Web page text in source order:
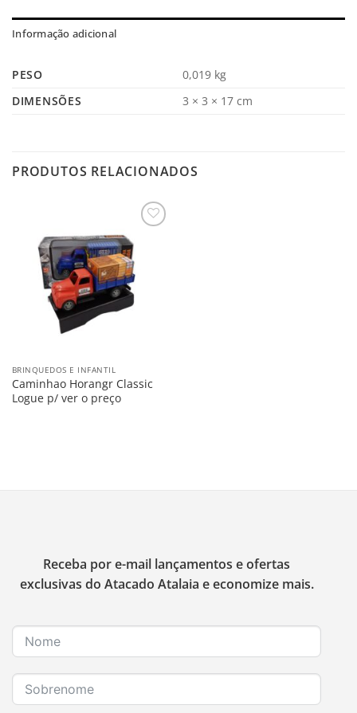
Informação adicional
PESO
0,019 kg
DIMENSÕES
3 × 3 × 17 cm
PRODUTOS RELACIONADOS
BRINQUEDOS E INFANTIL
Caminhao Horangr Classic
Logue p/ ver o preço
Receba por e-mail lançamentos e ofertas
exclusivas do Atacado Atalaia e economize mais.